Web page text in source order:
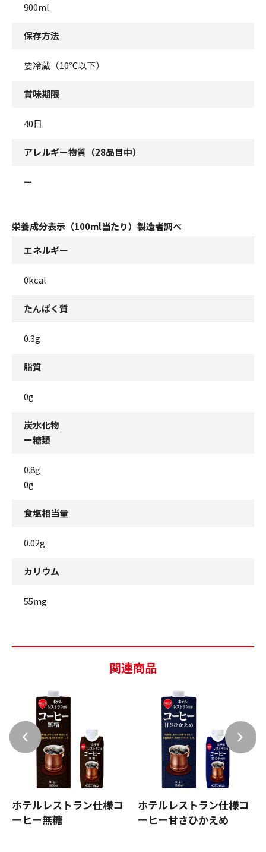
900ml
保存方法
要冷蔵（10℃以下）
賞味期限
40日
アレルギー物質（28品目中）
ー
栄養成分表示（100ml当たり）製造者調べ
エネルギー
0kcal
たんぱく質
0.3g
脂質
0g
炭水化物
ー糖類
0.8g
0g
食塩相当量
0.02g
カリウム
55mg
関連商品
ホテルレストラン仕様コ
ーヒー無糖
ホテルレストラン仕様コ
ーヒー甘さひかえめ